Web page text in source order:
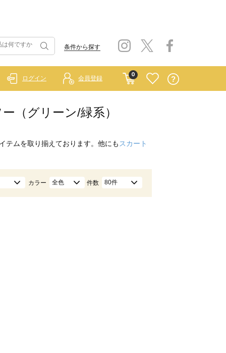
条件から探す
0
ログイン 会員登録
（グリーン/緑系）
テムを取り揃えております。他にも スカート
カラー 全色 件数 80件